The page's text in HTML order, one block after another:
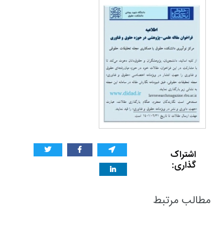
اشتراک
گذاری:
مطالب مرتبط